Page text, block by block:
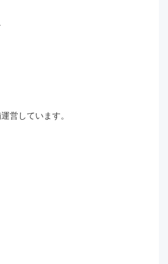
営しています。